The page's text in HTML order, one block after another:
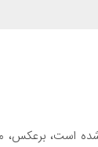
است، برعکس،